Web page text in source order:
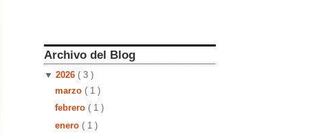
Archivo del Blog
▼ 2026 ( 3 )
marzo ( 1 )
febrero ( 1 )
enero ( 1 )